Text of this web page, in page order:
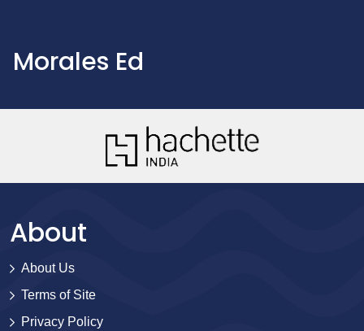
Morales Ed
About
About Us
Terms of Site
Privacy Policy